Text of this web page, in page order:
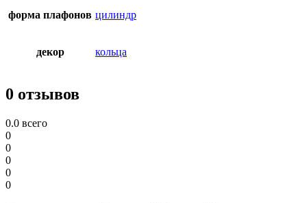
форма плафонов цилиндр
декор кольца
0 отзывов
0.0 всего
0
0
0
0
0